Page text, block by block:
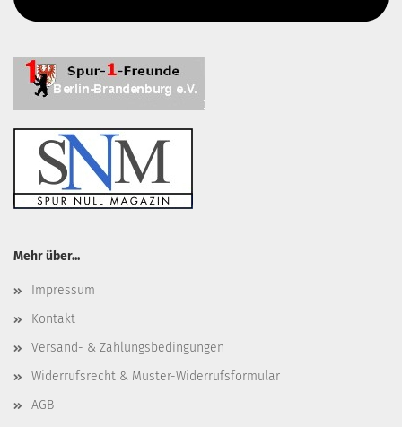
Mehr über...
Impressum
Kontakt
Versand- & Zahlungsbedingungen
Widerrufsrecht & Muster-Widerrufsformular
AGB